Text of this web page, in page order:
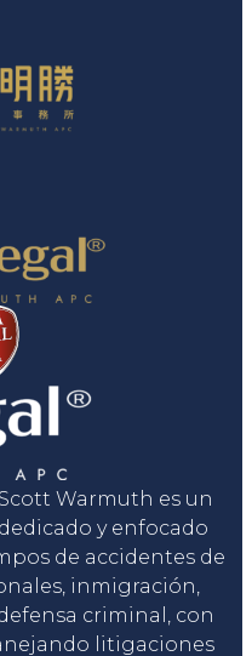
Warmuth es un
y enfocado
de accidentes de
inmigración,
criminal, con
litigaciones